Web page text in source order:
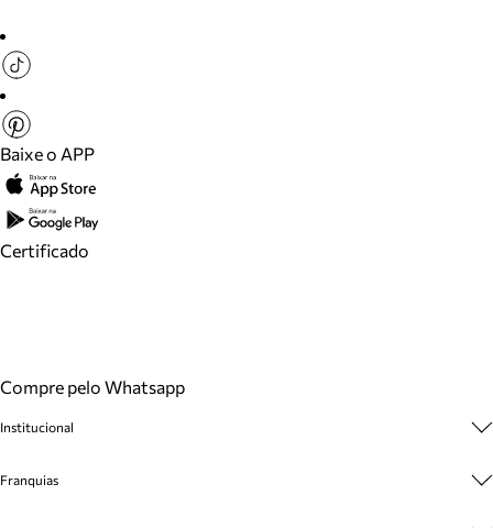
Baixe o APP
Certificado
Compre pelo Whatsapp
Institucional
Cashback
Franquias